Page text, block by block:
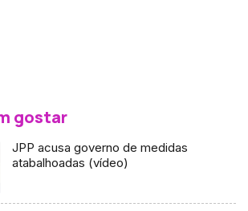
gostar
JPP acusa governo de medidas
atabalhoadas (vídeo)